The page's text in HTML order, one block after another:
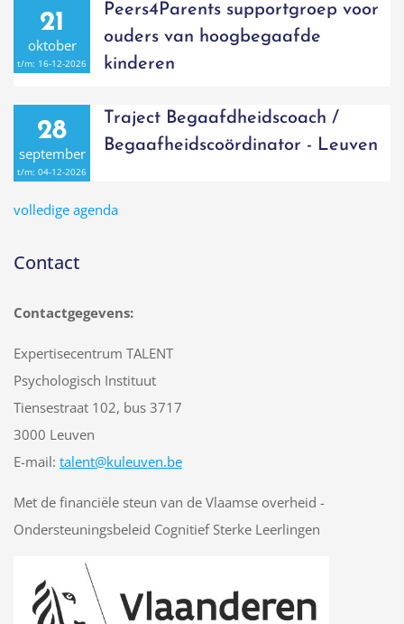
21
oktober
t/m: 16-12-2026
Peers4Parents supportgroep voor
ouders van hoogbegaafde
kinderen
28
september
t/m: 04-12-2026
Traject Begaafdheidscoach /
Begaafheidscoördinator - Leuven
volledige agenda
Contact
Contactgegevens:
Expertisecentrum TALENT
Psychologisch Instituut
Tiensestraat 102, bus 3717
3000 Leuven
E-mail: talent@kuleuven.be
Met de financiële steun van de Vlaamse overheid -
Ondersteuningsbeleid Cognitief Sterke Leerlingen